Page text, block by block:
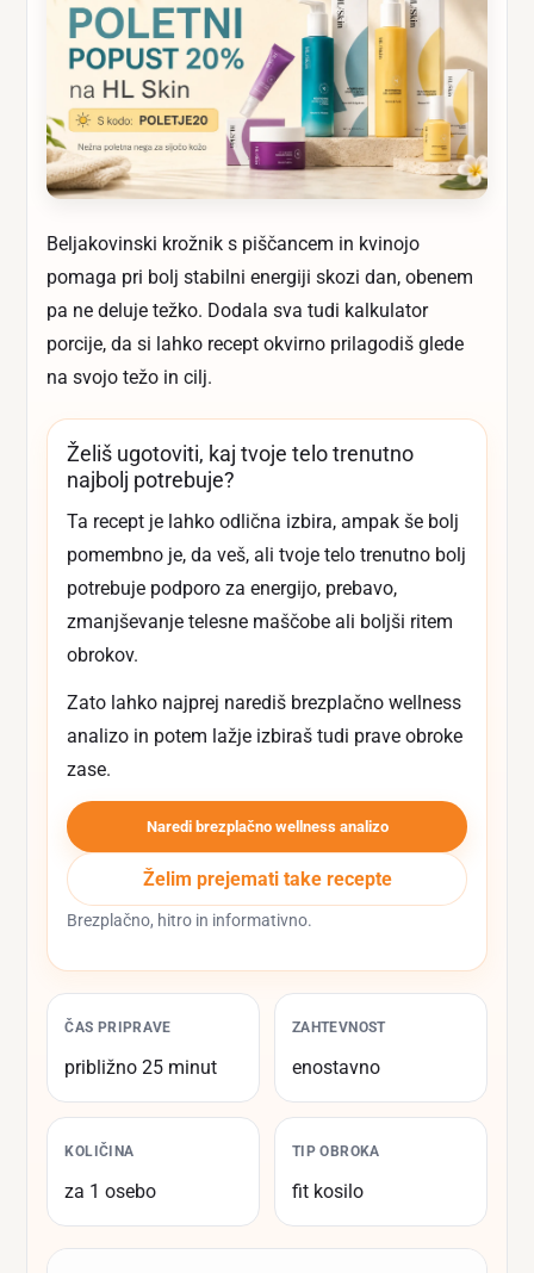
Beljakovinski krožnik s piščancem in kvinojo
pomaga pri bolj stabilni energiji skozi dan, obenem
pa ne deluje težko. Dodala sva tudi kalkulator
porcije, da si lahko recept okvirno prilagodiš glede
na svojo težo in cilj.
Želiš ugotoviti, kaj tvoje telo trenutno
najbolj potrebuje?
Ta recept je lahko odlična izbira, ampak še bolj
pomembno je, da veš, ali tvoje telo trenutno bolj
potrebuje podporo za energijo, prebavo,
zmanjševanje telesne maščobe ali boljši ritem
obrokov.
Zato lahko najprej narediš brezplačno wellness
analizo in potem lažje izbiraš tudi prave obroke
zase.
Naredi brezplačno wellness analizo
Želim prejemati take recepte
Brezplačno, hitro in informativno.
ČAS PRIPRAVE
približno 25 minut
ZAHTEVNOST
enostavno
KOLIČINA
za 1 osebo
TIP OBROKA
fit kosilo